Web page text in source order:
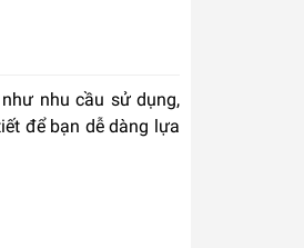
nhu cầu sử dụng,
để bạn dễ dàng lựa